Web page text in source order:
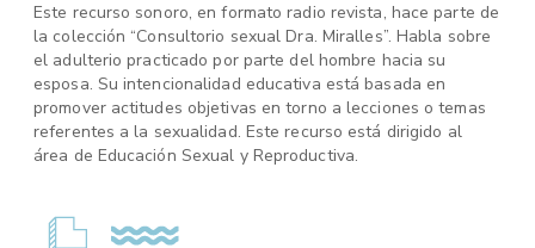
Este recurso sonoro, en formato radio revista, hace parte de
la colección “Consultorio sexual Dra. Miralles”. Habla sobre
el adulterio practicado por parte del hombre hacia su
esposa. Su intencionalidad educativa está basada en
promover actitudes objetivas en torno a lecciones o temas
referentes a la sexualidad. Este recurso está dirigido al
área de Educación Sexual y Reproductiva.